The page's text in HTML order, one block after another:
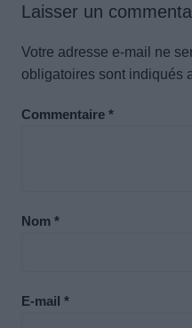
Laisser un
Votre adresse e-mail ne
obligatoires sont indiqués
Commentaire *
Nom *
E-mail *